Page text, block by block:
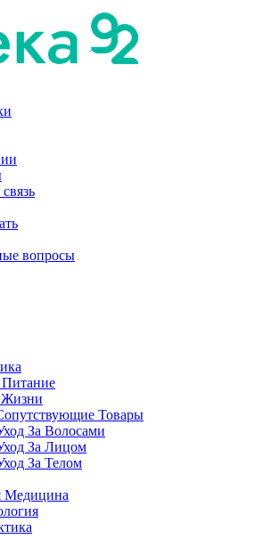
вопросы
Питание
Жизни
Товары
За Волосами
За Лицом
За Телом
Медицина